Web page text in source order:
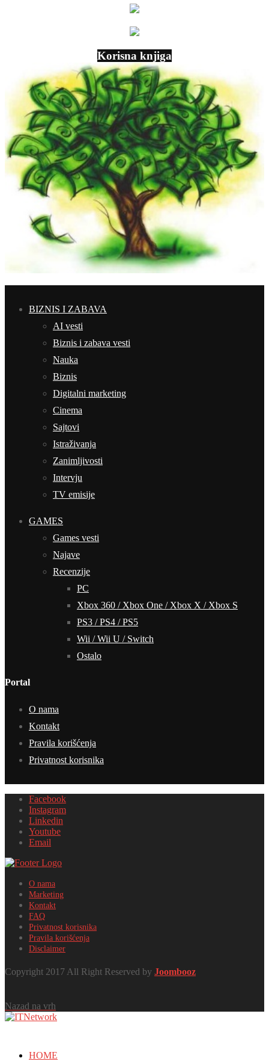
Korisna knjiga
BIZNIS I ZABAVA
AI vesti
Biznis i zabava vesti
Nauka
Biznis
Digitalni marketing
Cinema
Sajtovi
Istraživanja
Zanimljivosti
Intervju
TV emisije
GAMES
Games vesti
Najave
Recenzije
PC
Xbox 360 / Xbox One / Xbox X / Xbox S
PS3 / PS4 / PS5
Wii / Wii U / Switch
Ostalo
Portal
O nama
Kontakt
Pravila korišćenja
Privatnost korisnika
Facebook
Instagram
Linkedin
Youtube
Email
O nama
Marketing
Kontakt
FAQ
Privatnost korisnika
Pravila korišćenja
Disclaimer
Copyright 2017 All Right Reserved by Joombooz
Nazad na vrh
HOME